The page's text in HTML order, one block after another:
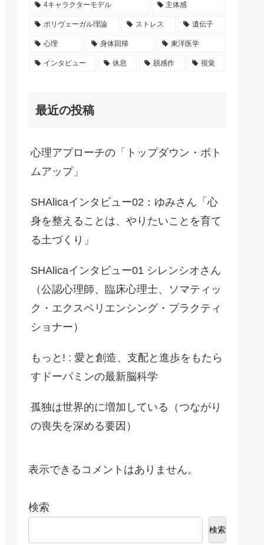
4キャラクターモデル 主体感
ポリヴェーガル理論 ストレス 遺伝子
心理 身体回帰 東洋医学
インタビュー 休息 脱感作 視覚
最近の投稿
心理アプローチの「トップダウン・ボト
ムアップ」
SHAlicaインタビュー02：ゆみさん「心
身を整えることは、やりたいことを育て
る土づくり」
SHAlicaインタビュー01 シレンシオさん
（公認心理師、臨床心理士、ソマティッ
ク・エクスペリエンシング・プラクティ
ショナー）
もっと! : 愛と創造、支配と進歩をもたら
すドーパミンの最新脳科学
孤独は世界的に増加している（つながり
の喪失を深める要因）
表示できるコメントはありません。
検索
検索